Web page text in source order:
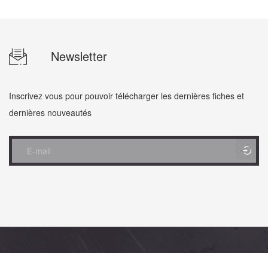
Newsletter
Inscrivez vous pour pouvoir télécharger les dernières fiches et
dernières nouveautés